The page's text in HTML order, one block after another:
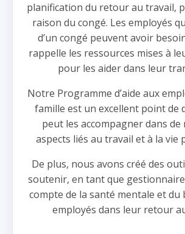
planification du retour au travail,
raison du congé. Les employés
d’un congé peuvent avoir
rappelle les ressources mises à
pour les aider dans leur
Notre Programme d’aide aux
famille est un excellent point de
peut les accompagner dans
aspects liés au travail et à la vie
De plus, nous avons créé des
soutenir, en tant que
compte de la santé mentale et du
employés dans leur retour